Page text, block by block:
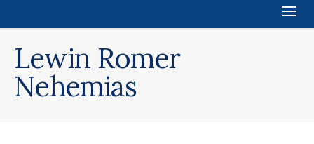
Lewin Romer
Nehemias